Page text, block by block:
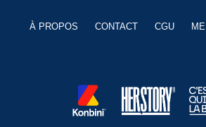
À PROPOS CONTACT CGU